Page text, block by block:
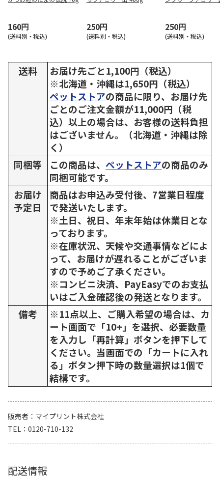
160円
(送料別・税込)
250円
(送料別・税込)
250円
(送料別・税込)
送料
お届け先ごと1,100円（税込）
※北海道・沖縄は1,650円（税込）
ペットストアの商品に限り、お届け先
ごとのご注文金額が11,000円（税
込）以上の場合は、お客様の送料負担
はございません。（北海道・沖縄は除
く）
同梱等
この商品は、 ペットストアの商品のみ
同梱可能です。
お届け
予定日
商品はお申込み受付後、7営業日程度
で発送いたします。
※土日、祝日、年末年始は休業日とな
っております。
※在庫状況、天候や交通事情などによ
って、お届けが遅れることがございま
すので予めご了承ください。
※コンビニ決済、PayEasyでのお支払
いはご入金確認後の発送となります。
備考
※11点以上、ご購入希望の場合は、カ
ート画面で「10+」を選択、必要数量
を入力し「再計算」ボタンを押下して
ください。当画面での「カートに入れ
る」ボタン押下時の数量選択は1個で
結構です。
販売者
マイプリント株式会社
TEL
0120-710-132
配送情報